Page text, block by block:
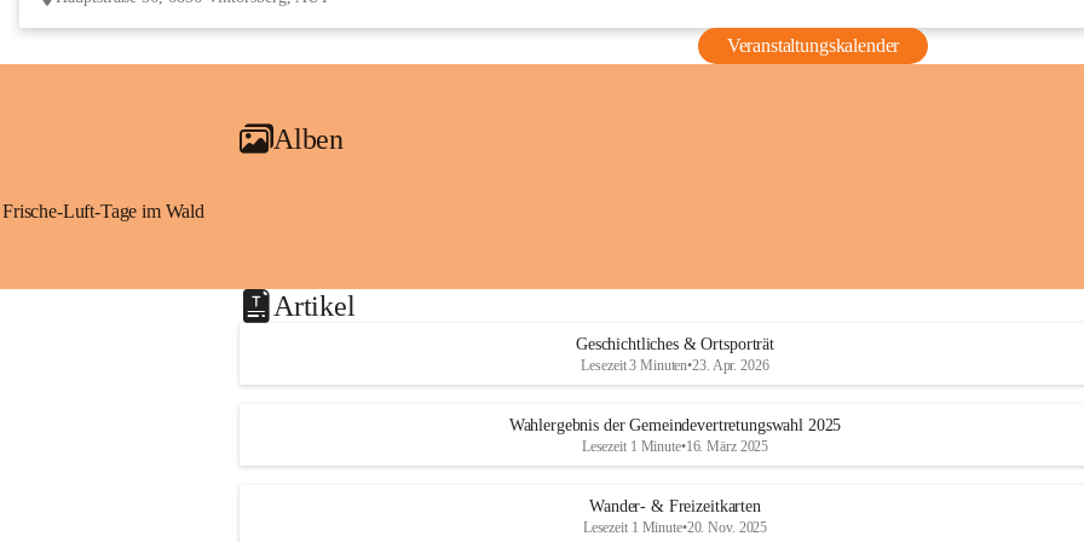
Veranstaltungskalender
Alben
Frische-Luft-Tage im Wald
Artikel
Geschichtliches & Ortsporträt
Lesezeit 3 Minuten•23. Apr. 2026
Wahlergebnis der Gemeindevertretungswahl 2025
Lesezeit 1 Minute•16. März 2025
Wander- & Freizeitkarten
Lesezeit 1 Minute•20. Nov. 2025